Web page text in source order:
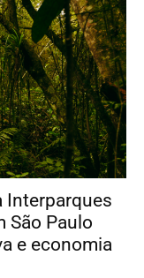
Interparques
São Paulo
e economia